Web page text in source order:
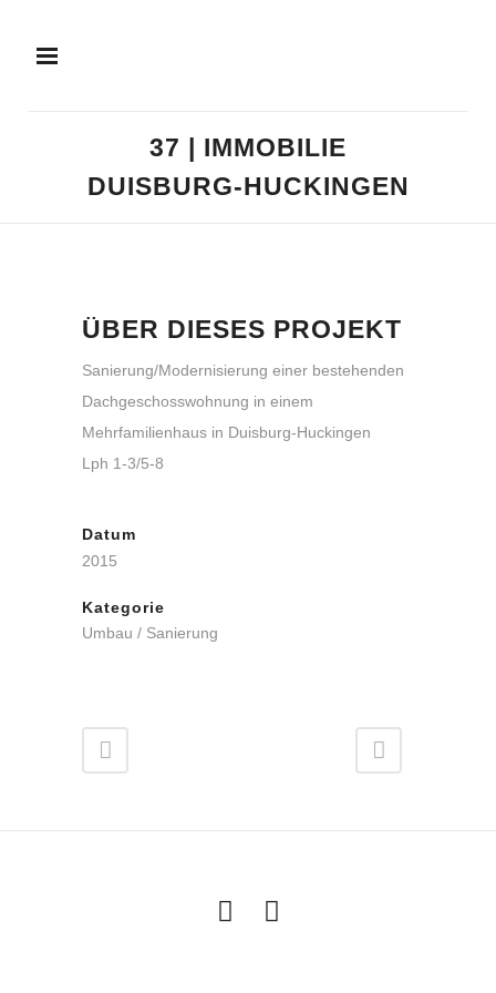
37 | IMMOBILIE
DUISBURG-HUCKINGEN
ÜBER DIESES PROJEKT
Sanierung/Modernisierung einer bestehenden
Dachgeschosswohnung in einem
Mehrfamilienhaus in Duisburg-Huckingen
Lph 1-3/5-8
Datum
2015
Kategorie
Umbau / Sanierung